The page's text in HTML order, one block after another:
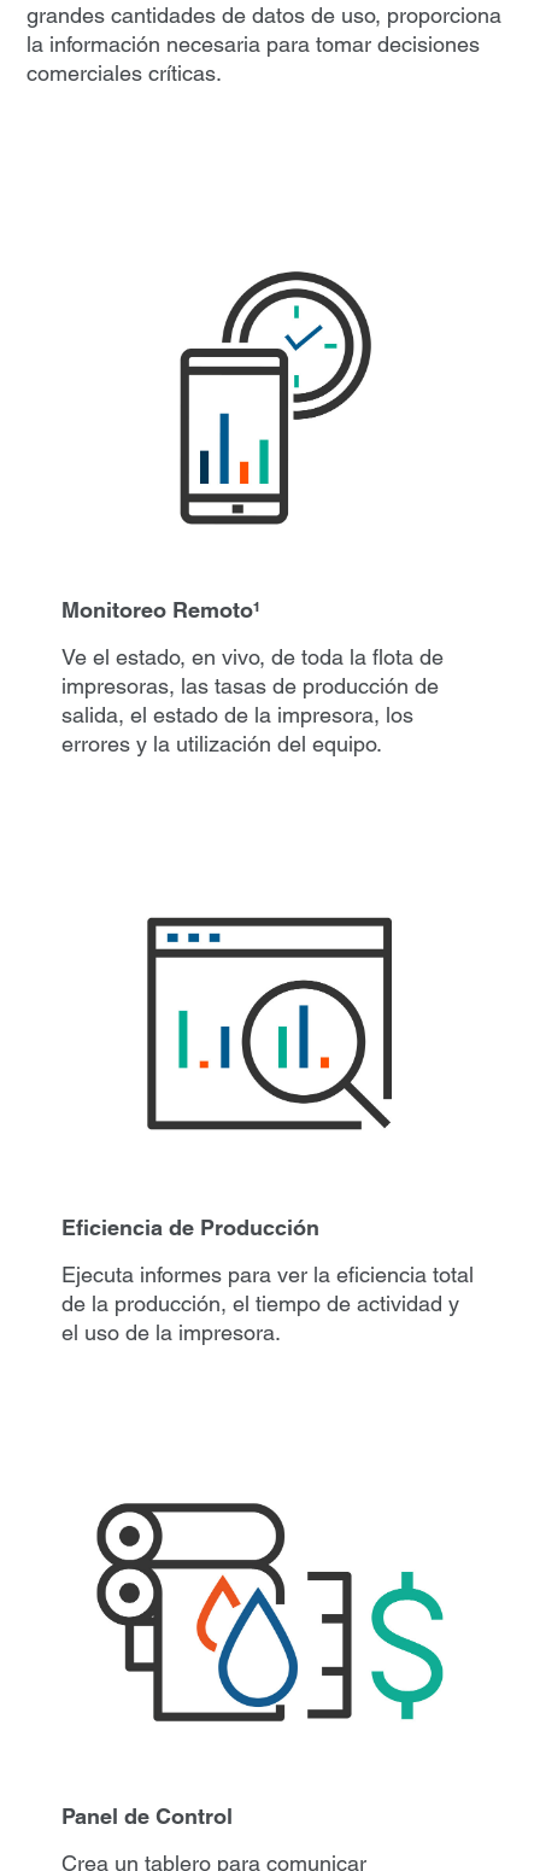
grandes cantidades de datos de uso, proporciona
la información necesaria para tomar decisiones
comerciales críticas.
Monitoreo Remoto¹
Ve el estado, en vivo, de toda la flota de
impresoras, las tasas de producción de
salida, el estado de la impresora, los
errores y la utilización del equipo.
Eficiencia de Producción
Ejecuta informes para ver la eficiencia total
de la producción, el tiempo de actividad y
el uso de la impresora.
Panel de Control
Crea un tablero para comunicar